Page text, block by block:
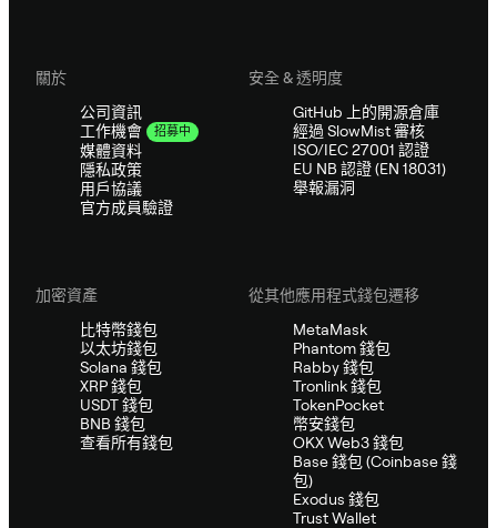
關於
公司資訊
工作機會
招募中
媒體資料
隱私政策
用戶協議
官方成員驗證
安全 & 透明度
GitHub 上的開源倉庫
經過 SlowMist 審核
ISO/IEC 27001 認證
EU NB 認證 (EN 18031)
舉報漏洞
加密資產
比特幣錢包
以太坊錢包
Solana 錢包
XRP 錢包
USDT 錢包
BNB 錢包
查看所有錢包
從其他應用程式錢包遷移
MetaMask
Phantom 錢包
Rabby 錢包
Tronlink 錢包
TokenPocket
幣安錢包
OKX Web3 錢包
Base 錢包 (Coinbase 錢
包)
Exodus 錢包
Trust Wallet